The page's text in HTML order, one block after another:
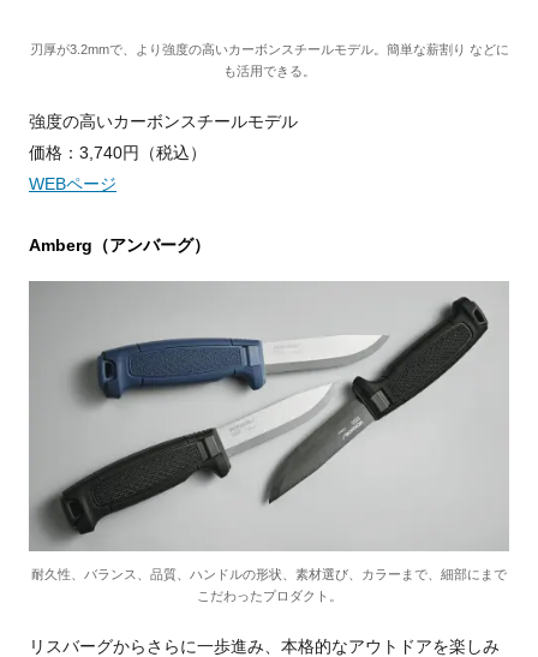
刃厚が3.2mmで、より強度の高いカーボンスチールモデル。簡単な薪割り などに
も活用できる。
強度の高いカーボンスチールモデル
価格：3,740円（税込）
WEBページ
Amberg（アンバーグ）
耐久性、バランス、品質、ハンドルの形状、素材選び、カラーまで、細部にまで
こだわったプロダクト。
リスバーグからさらに一歩進み、本格的なアウトドアを楽しみ